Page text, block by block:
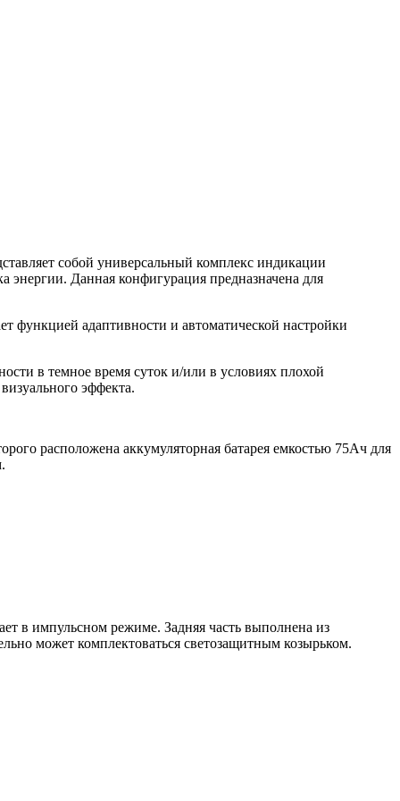
собой универсальный комплекс индикации
энергии. Данная конфигурация предназначена для
функцией адаптивности и автоматической настройки
в темное время суток и/или в условиях плохой
эффекта.
расположена аккумуляторная батарея емкостью 75Ач для
в импульсном режиме. Задняя часть выполнена из
может комплектоваться светозащитным козырьком.